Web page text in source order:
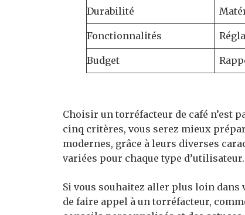
Durabilité
Fonctionnalités
Budget
Choisir un torréfacteur de café n’est
cinq critères, vous serez mieux
modernes, grâce à leurs diverses
variées pour chaque type d’utilisateur.
Si vous souhaitez aller plus loin
de faire appel à un torréfacteur,